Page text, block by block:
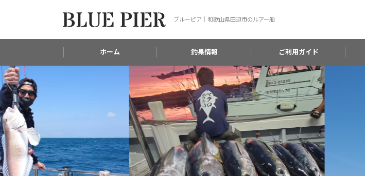
ブルーピア｜和歌山県田辺市のルアー船
ホーム 釣果情報 ご利用ガイド